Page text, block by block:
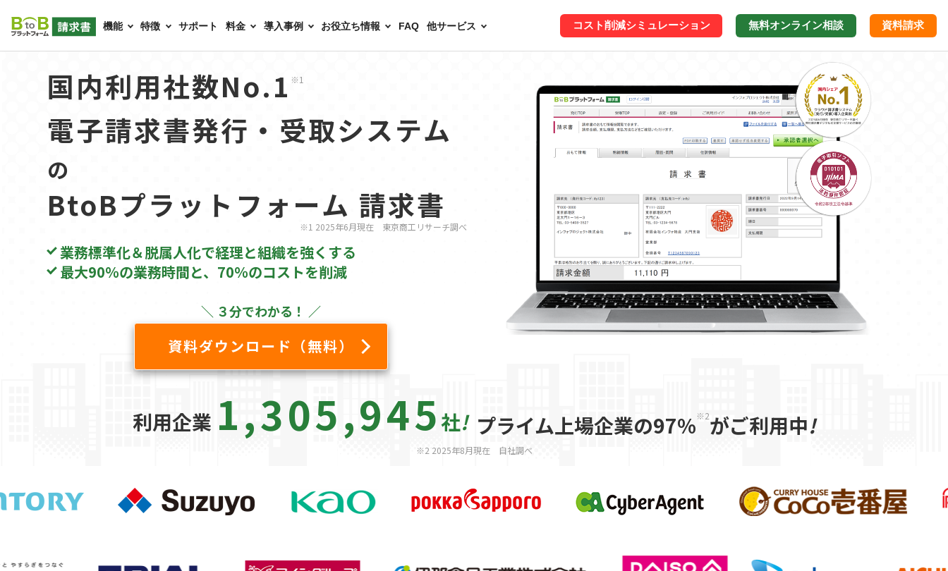
コスト削減シミュレーション 無料オンライン相談 資料請求
機能 特徴 サポート 料金 導入事例 お役立ち情報 FAQ 他サービス
国内利用社数No.1 ※1
電子請求書発行・受取システム
の
BtoBプラットフォーム 請求書
※1 2025年6月現在 東京商工リサーチ調べ
業務標準化＆脱属人化で経理と組織を強くする
最大90％の業務時間と、70％のコストを削減
＼ ３分でわかる！ ／
資料ダウンロード（無料）
利用企業 1,305,945社! プライム上場企業の97%※2がご利用中!
※2 2025年8月現在 自社調べ